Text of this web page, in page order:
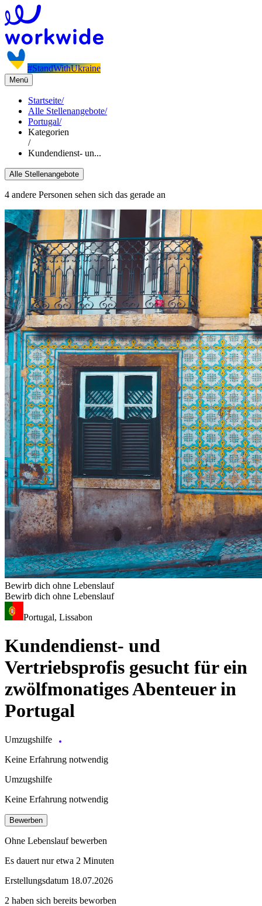
#StandWithUkraine
Menü
Startseite/
Alle Stellenangebote/
Portugal/
Kategorien
/
Kundendienst- un...
Alle Stellenangebote
4 andere Personen sehen sich das gerade an
Bewirb dich ohne Lebenslauf
Bewirb dich ohne Lebenslauf
Portugal, Lissabon
Kundendienst- und
Vertriebsprofis gesucht für ein
zwölfmonatiges Abenteuer in
Portugal
Umzugshilfe
Keine Erfahrung notwendig
Umzugshilfe
Keine Erfahrung notwendig
Bewerben
Ohne Lebenslauf bewerben
Es dauert nur etwa 2 Minuten
Erstellungsdatum 18.07.2026
2 haben sich bereits beworben